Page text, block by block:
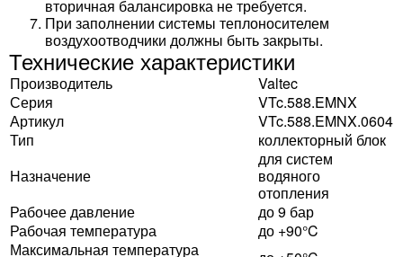
вторичная балансировка не требуется.
При заполнении системы теплоносителем
воздухоотводчики должны быть закрыты.
Технические характеристики
Производитель
Valtec
Серия
VTc.588.EMNX
Артикул
VTc.588.EMNX.0604
Тип
коллекторный блок
Назначение
для систем
водяного
отопления
Рабочее давление
до 9 бар
Рабочая температура
до +90°C
Максимальная температура